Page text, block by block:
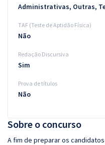
Sobre o concurso
A fim de preparar os
Administrativas, Outras,
TAF (Teste de Aptidão Física)
Não
Redação Discursiva
Sim
Prova de títulos
Não